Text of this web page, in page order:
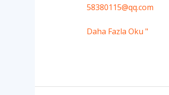
58380115@qq.com
Daha Fazla Oku "